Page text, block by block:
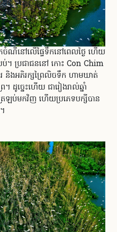
ចំណីនៅលើផ្ទៃទឹកនៅពេលថ្ងៃ ហើយ
ប្រជាជននៅ កោះ Con Chim
និងអភិរក្សព្រៃលិចទឹក ហាមឃាត់
។ ដូច្នេះហើយ ជារៀងរាល់ឆ្នាំ
ត្រឡប់មកវិញ ហើយប្រភេទបក្សីបាន